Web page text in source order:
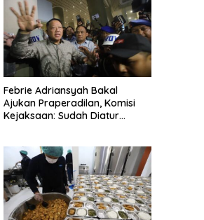
Febrie Adriansyah Bakal
Ajukan Praperadilan, Komisi
Kejaksaan: Sudah Diatur